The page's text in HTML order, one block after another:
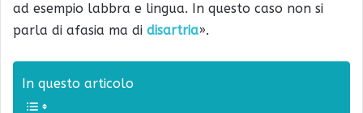
ad esempio labbra e lingua. In questo caso non si
parla di afasia ma di disartria».
In questo articolo